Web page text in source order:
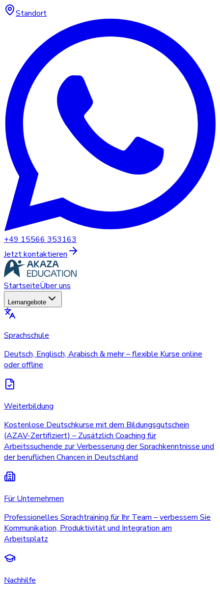
Standort
+49 15566 353163
Jetzt kontaktieren
StartseiteÜber uns
Lernangebote
Sprachschule
Deutsch, Englisch, Arabisch & mehr – flexible Kurse online
oder offline
Weiterbildung
Kostenlose Deutschkurse mit dem Bildungsgutschein
(AZAV-Zertifiziert) – Zusätzlich Coaching für
Arbeitssuchende zur Verbesserung der Sprachkenntnisse und
der beruflichen Chancen in Deutschland
Für Unternehmen
Professionelles Sprachtraining für Ihr Team – verbessern Sie
Kommunikation, Produktivität und Integration am
Arbeitsplatz
Nachhilfe